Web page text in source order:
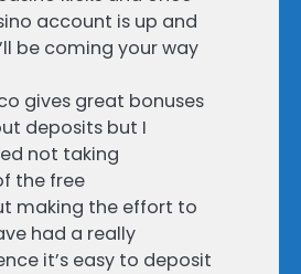
account is up and
be coming your way
gives great bonuses
deposits but I
not taking
the free
making the effort to
had a really
it’s easy to deposit